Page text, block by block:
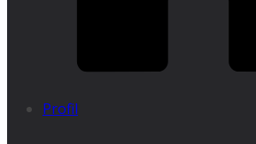
Profil